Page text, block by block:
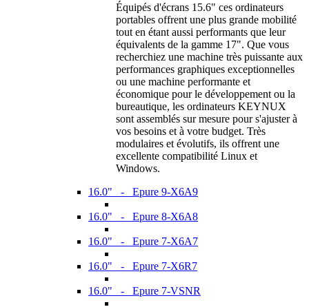
Équipés d'écrans 15.6" ces ordinateurs
portables offrent une plus grande mobilité
tout en étant aussi performants que leur
équivalents de la gamme 17". Que vous
recherchiez une machine très puissante aux
performances graphiques exceptionnelles
ou une machine performante et
économique pour le développement ou la
bureautique, les ordinateurs KEYNUX
sont assemblés sur mesure pour s'ajuster à
vos besoins et à votre budget. Très
modulaires et évolutifs, ils offrent une
excellente compatibilité Linux et
Windows.
16.0" - Epure 9-X6A9
16.0" - Epure 8-X6A8
16.0" - Epure 7-X6A7
16.0" - Epure 7-X6R7
16.0" - Epure 7-VSNR